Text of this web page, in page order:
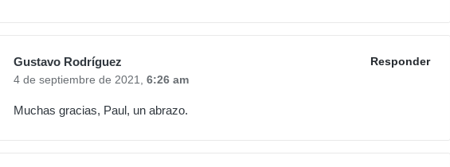
Gustavo Rodríguez
Responder
4 de septiembre de 2021, 6:26 am
Muchas gracias, Paul, un abrazo.